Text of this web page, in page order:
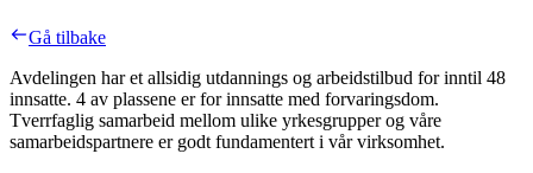
Gå tilbake
Avdelingen har et allsidig utdannings og arbeidstilbud for inntil 48
innsatte. 4 av plassene er for innsatte med forvaringsdom.
Tverrfaglig samarbeid mellom ulike yrkesgrupper og våre
samarbeidspartnere er godt fundamentert i vår virksomhet.